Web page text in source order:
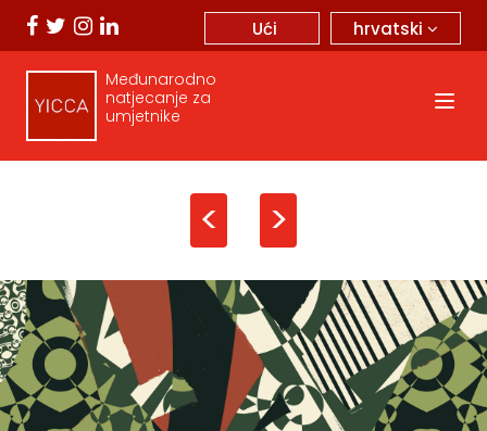
hrvatski
Ući
Međunarodno
natjecanje za
umjetnike
< >